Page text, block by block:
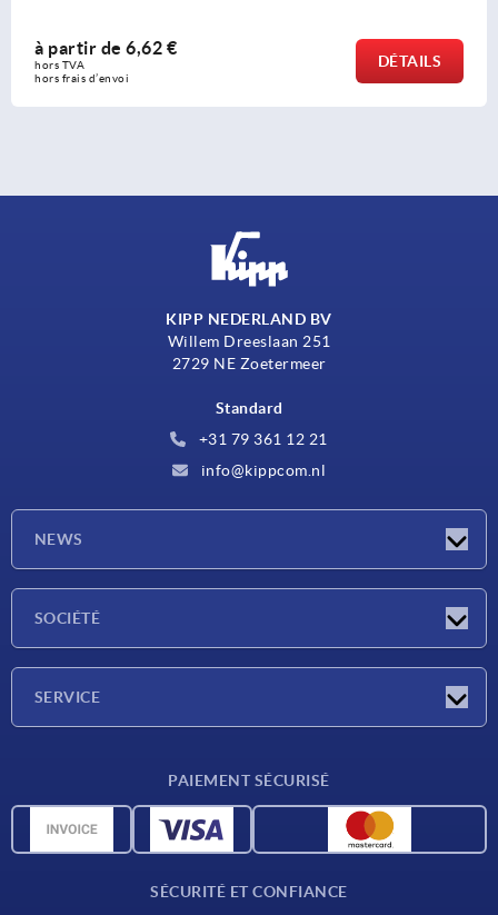
DÉTAILS
KIPP NEDERLAND BV
Willem Dreeslaan 251
2729 NE Zoetermeer
Standard
+31 79 361 12 21
info@kippcom.nl
NEWS
SOCIÉTÉ
SERVICE
Données CAO
PAIEMENT SÉCURISÉ
SÉCURITÉ ET CONFIANCE